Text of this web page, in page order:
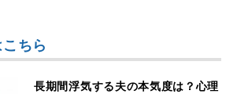
ちら
長期間浮気する夫の本気度は？心理